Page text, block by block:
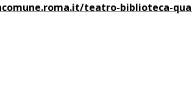
teatro-biblioteca-